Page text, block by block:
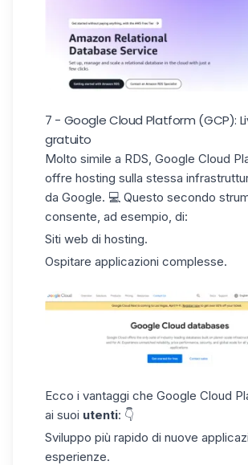
7 - Google Cloud Platform (GCP):
gratuito
Molto simile a RDS, Google Cloud
offre hosting sulla stessa
da Google. 💻 Questo secondo
consente, ad esempio, di:
Siti web di hosting.
Ospitare applicazioni complesse.
Ecco i vantaggi che Google Cloud
ai suoi utenti: 👇
Sviluppo più rapido di nuove
esperienze.